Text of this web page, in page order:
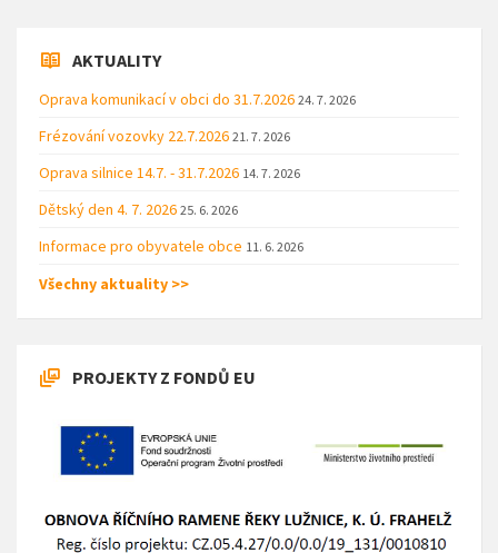
AKTUALITY
Oprava komunikací v obci do 31.7.2026 24. 7. 2026
Frézování vozovky 22.7.2026 21. 7. 2026
Oprava silnice 14.7. - 31.7.2026 14. 7. 2026
Dětský den 4. 7. 2026 25. 6. 2026
Informace pro obyvatele obce 11. 6. 2026
Všechny aktuality >>
PROJEKTY Z FONDŮ EU